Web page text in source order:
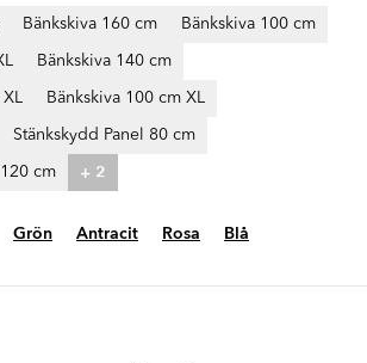
Bänkskiva 160 cm Bänkskiva 100 cm
Bänkskiva 140 cm
XL Bänkskiva 100 cm XL
Stänkskydd Panel 80 cm
cm
+ 2
Grön Antracit Rosa
Blå